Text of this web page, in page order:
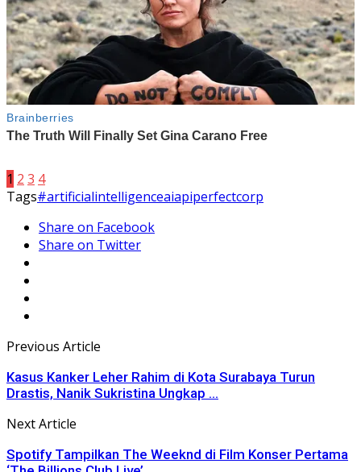
1 2 3 4
Tags#artificialintelligenceaiapiperfectcorp
Share on Facebook
Share on Twitter
Previous Article
Kasus Kanker Leher Rahim di Kota Surabaya Turun
Drastis, Nanik Sukristina Ungkap ...
Next Article
Spotify Tampilkan The Weeknd di Film Konser Pertama